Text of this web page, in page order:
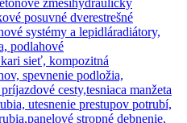
zmesihydraulický
posuvné dverestrešné
systémy a lepidláradiátory,
podlahové
sieť, kompozitná
spevnenie podložia,
cesty,tesniaca manžeta
utesnenie prestupov potrubí,
panelové stropné debnenie,